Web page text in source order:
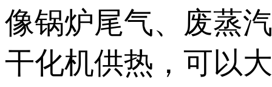
像锅炉尾气、废蒸
干化机供热，可以